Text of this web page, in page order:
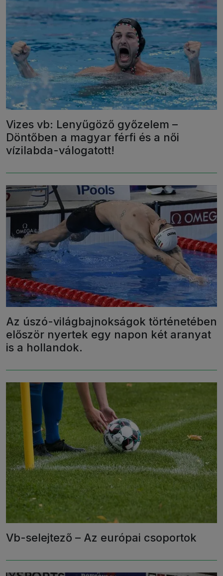
Vizes vb: Lenyűgöző győzelem –
Döntőben a magyar férfi és a női
vízilabda-válogatott!
Az úszó-világbajnokságok történetében
először nyertek egy napon két aranyat
is a hollandok.
Vb-selejtező – Az európai csoportok